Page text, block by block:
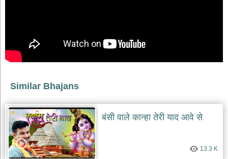
patriotic
bhajans
श्याम
khatu
shaym
bhajans
रानी
सती
दादी
Similar Bhajans
बंसी वाले कान्हा तेरी याद आवे से
13.3 K